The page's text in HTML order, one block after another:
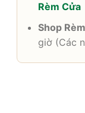
Rèm Cửa
Shop
giờ (Các